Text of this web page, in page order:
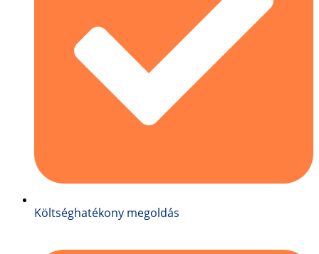
Költséghatékony megoldás